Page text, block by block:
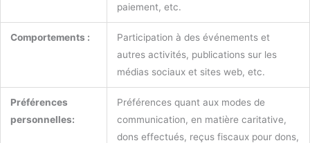
paiement, etc.
Comportements :
Participation à des événements et
autres activités, publications sur les
médias sociaux et sites web, etc.
Préférences
personnelles:
Préférences quant aux modes de
communication, en matière caritative,
dons effectués, reçus fiscaux pour dons,